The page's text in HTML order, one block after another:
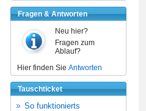
Fragen & Antworten
Neu hier?
Fragen zum
Ablauf?
Hier finden Sie Antworten
Tauschticket
So funktionierts